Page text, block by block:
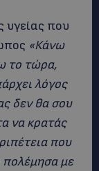
υγείας που
«Κάνω
το τώρα,
λόγος
δεν θα σου
να κρατάς
που
με